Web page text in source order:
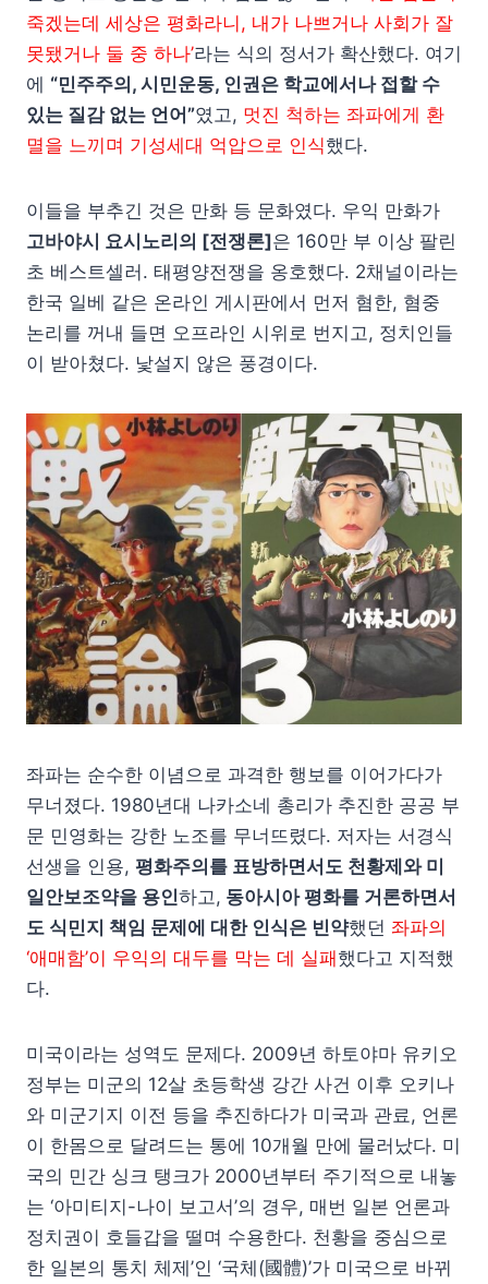
죽겠는데 세상은 평화라니, 내가 나쁘거나 사회가 잘
못됐거나 둘 중 하나’라는 식의 정서가 확산했다. 여기
에 “민주주의, 시민운동, 인권은 학교에서나 접할 수
있는 질감 없는 언어”였고, 멋진 척하는 좌파에게 환
멸을 느끼며 기성세대 억압으로 인식했다.
이들을 부추긴 것은 만화 등 문화였다. 우익 만화가
고바야시 요시노리의 [전쟁론]은 160만 부 이상 팔린
초 베스트셀러. 태평양전쟁을 옹호했다. 2채널이라는
한국 일베 같은 온라인 게시판에서 먼저 혐한, 혐중
논리를 꺼내 들면 오프라인 시위로 번지고, 정치인들
이 받아쳤다. 낯설지 않은 풍경이다.
좌파는 순수한 이념으로 과격한 행보를 이어가다가
무너졌다. 1980년대 나카소네 총리가 추진한 공공 부
문 민영화는 강한 노조를 무너뜨렸다. 저자는 서경식
선생을 인용, 평화주의를 표방하면서도 천황제와 미
일안보조약을 용인하고, 동아시아 평화를 거론하면서
도 식민지 책임 문제에 대한 인식은 빈약했던 좌파의
‘애매함’이 우익의 대두를 막는 데 실패 했다고 지적했
다.
미국이라는 성역도 문제다. 2009년 하토야마 유키오
정부는 미군의 12살 초등학생 강간 사건 이후 오키나
와 미군기지 이전 등을 추진하다가 미국과 관료, 언론
이 한몸으로 달려드는 통에 10개월 만에 물러났다. 미
국의 민간 싱크 탱크가 2000년부터 주기적으로 내놓
는 ‘아미티지-나이 보고서’의 경우, 매번 일본 언론과
정치권이 호들갑을 떨며 수용한다. 천황을 중심으로
한 일본의 통치 체제’인 ‘국체(國體)’가 미국으로 바뀌